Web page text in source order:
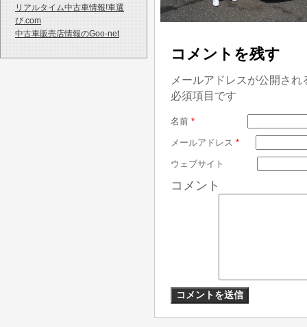
リアルタイム中古車情報!車選
び.com
中古車販売店情報のGoo-net
コメントを残す
メールアドレスが公開さ
必須項目です
名前 *
メールアドレス *
ウェブサイト
コメント